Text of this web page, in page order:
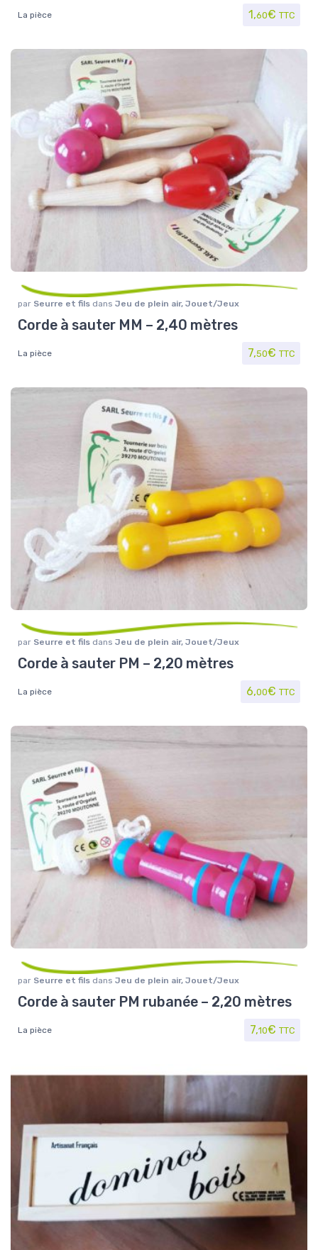
La pièce 1,60€ TTC
par Seurre et fils dans Jeu de plein air, Jouet/Jeux
Corde à sauter MM – 2,40 mètres
La pièce 7,50€ TTC
par Seurre et fils dans Jeu de plein air, Jouet/Jeux
Corde à sauter PM – 2,20 mètres
La pièce 6,00€ TTC
par Seurre et fils dans Jeu de plein air, Jouet/Jeux
Corde à sauter PM rubanée – 2,20 mètres
La pièce 7,10€ TTC